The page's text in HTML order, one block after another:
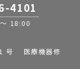
4101
18:00
号 医療機器修